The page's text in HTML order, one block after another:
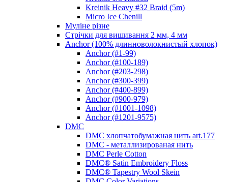
Kreinik Heavy #32 Braid (5m)
Micro Ice Chenill
Муліне різне
Стрічки для вишивання 2 мм, 4 мм
Anchor (100% длинноволокнистый хлопок)
Anchor (#1-99)
Anchor (#100-189)
Anchor (#203-298)
Anchor (#300-399)
Anchor (#400-899)
Anchor (#900-979)
Anchor (#1001-1098)
Anchor (#1201-9575)
DMC
DMC хлопчатобумажная нить art.177
DMC - металлизированая нить
DMC Perle Cotton
DMC® Satin Embroidery Floss
DMC® Tapestry Wool Skein